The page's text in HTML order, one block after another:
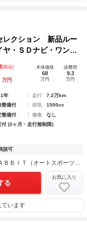
クション 新品ルー
・ＳＤナビ・ワンセ
レコ・レザー調シー
キー・禁煙車
(税込)
万円
本体価格
68
万円
諸費用
9.3
万円
年 走行
7.2万km
整備付 排気
1500cc
整備付 修復
なし
付 (3ヶ月・走行無制限)
談可
ＡＵＴＯ ＳＰＯＲＴＳ ＲＡＢＢＩＴ（オートスポーツラビット） 高槻店
る
お気に入り
ています